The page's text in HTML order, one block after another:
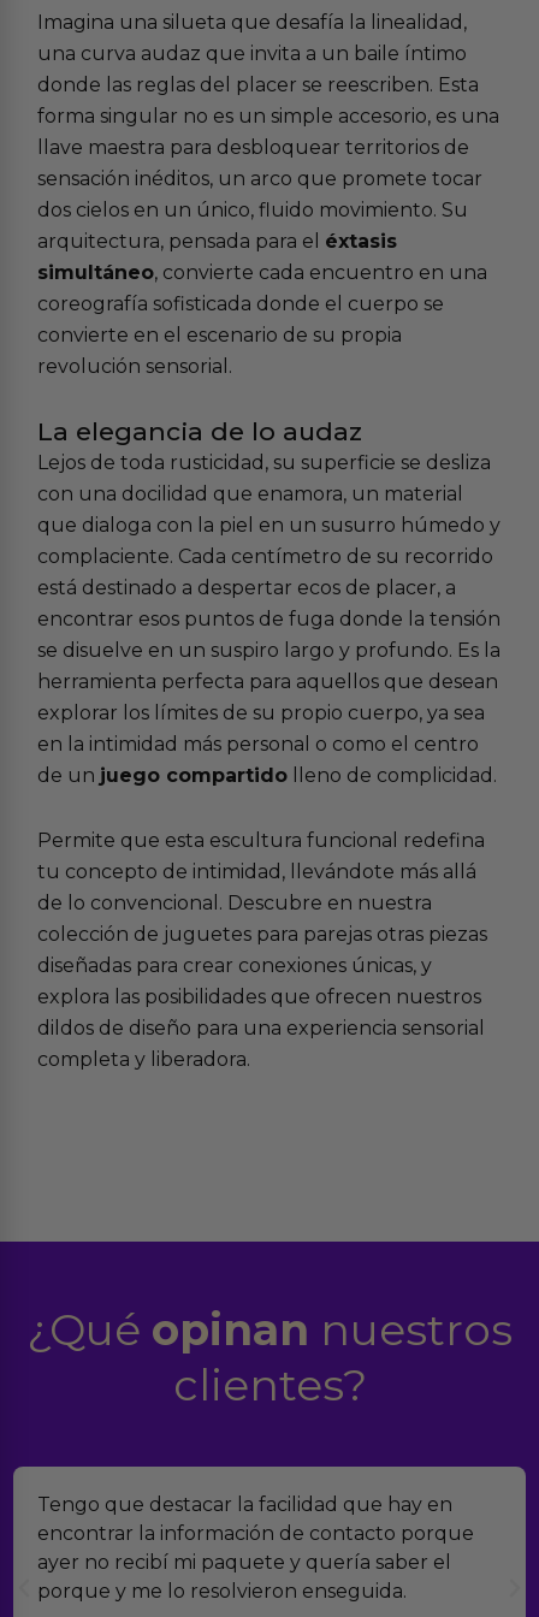
Imagina una silueta que desafía la linealidad,
una curva audaz que invita a un baile íntimo
donde las reglas del placer se reescriben. Esta
forma singular no es un simple accesorio, es una
llave maestra para desbloquear territorios de
sensación inéditos, un arco que promete tocar
dos cielos en un único, fluido movimiento. Su
arquitectura, pensada para el éxtasis
simultáneo, convierte cada encuentro en una
coreografía sofisticada donde el cuerpo se
convierte en el escenario de su propia
revolución sensorial.
La elegancia de lo audaz
Lejos de toda rusticidad, su superficie se desliza
con una docilidad que enamora, un material
que dialoga con la piel en un susurro húmedo y
complaciente. Cada centímetro de su recorrido
está destinado a despertar ecos de placer, a
encontrar esos puntos de fuga donde la tensión
se disuelve en un suspiro largo y profundo. Es la
herramienta perfecta para aquellos que desean
explorar los límites de su propio cuerpo, ya sea
en la intimidad más personal o como el centro
de un juego compartido lleno de complicidad.
Permite que esta escultura funcional redefina
tu concepto de intimidad, llevándote más allá
de lo convencional. Descubre en nuestra
colección de juguetes para parejas otras piezas
diseñadas para crear conexiones únicas, y
explora las posibilidades que ofrecen nuestros
dildos de diseño para una experiencia sensorial
completa y liberadora.
¿Qué opinan nuestros
clientes?
Encontramos Erotiks a través de Google y la
verdad es que nos han sorprendido. Tienen
muchísimos productos y han sido super atentos
con el seguimiento del pedido.